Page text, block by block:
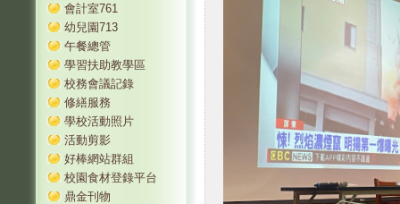
會計室761
幼兒園713
午餐總管
學習扶助教學區
校務會議記錄
修繕服務
學校活動照片
活動剪影
好棒網站群組
校園食材登錄平台
鼎金刊物